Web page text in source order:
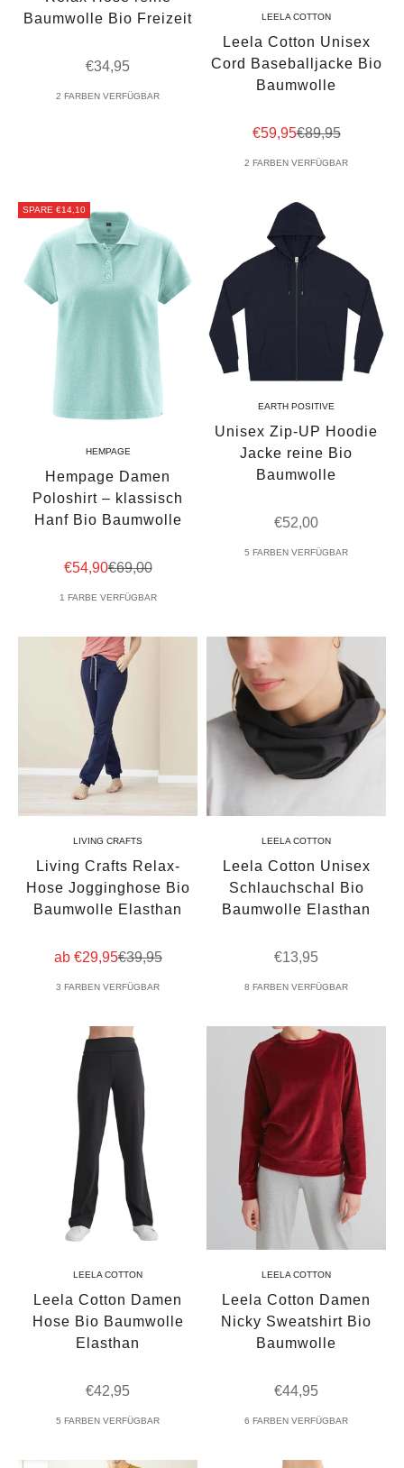
Baumwolle Bio Freizeit
Angebot
€34,95
2 FARBEN VERFÜGBAR
LEELA COTTON
Leela Cotton Unisex
Cord Baseballjacke Bio
Baumwolle
Angebot
€59,95Regulärer Preis
€89,95
2 FARBEN VERFÜGBAR
SPARE €14,10
HEMPAGE
Hempage Damen
Poloshirt – klassisch
Hanf Bio Baumwolle
Angebot
€54,90Regulärer Preis
€69,00
1 FARBE VERFÜGBAR
EARTH POSITIVE
Unisex Zip-UP Hoodie
Jacke reine Bio
Baumwolle
Angebot
€52,00
5 FARBEN VERFÜGBAR
LIVING CRAFTS
Living Crafts Relax-
Hose Jogginghose Bio
Baumwolle Elasthan
Angebot
ab €29,95Regulärer Preis
€39,95
3 FARBEN VERFÜGBAR
LEELA COTTON
Leela Cotton Unisex
Schlauchschal Bio
Baumwolle Elasthan
Angebot
€13,95
8 FARBEN VERFÜGBAR
LEELA COTTON
Leela Cotton Damen
Hose Bio Baumwolle
Elasthan
Angebot
€42,95
5 FARBEN VERFÜGBAR
LEELA COTTON
Leela Cotton Damen
Nicky Sweatshirt Bio
Baumwolle
Angebot
€44,95
6 FARBEN VERFÜGBAR